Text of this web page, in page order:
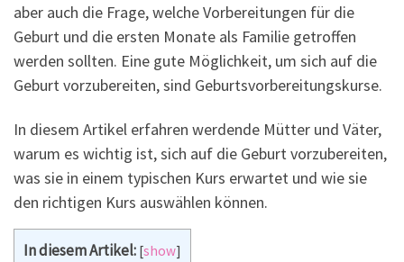
aber auch die Frage, welche Vorbereitungen für die
Geburt und die ersten Monate als Familie getroffen
werden sollten. Eine gute Möglichkeit, um sich auf die
Geburt vorzubereiten, sind Geburtsvorbereitungskurse.
In diesem Artikel erfahren werdende Mütter und Väter,
warum es wichtig ist, sich auf die Geburt vorzubereiten,
was sie in einem typischen Kurs erwartet und wie sie
den richtigen Kurs auswählen können.
In diesem Artikel: [show]